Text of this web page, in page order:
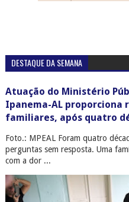
DESTAQUE DA SEMANA
Atuação do Ministério
Ipanema-AL proporciona
familiares, após quatro
Foto.: MPEAL Foram quatro
perguntas sem resposta. Uma
com a dor ...